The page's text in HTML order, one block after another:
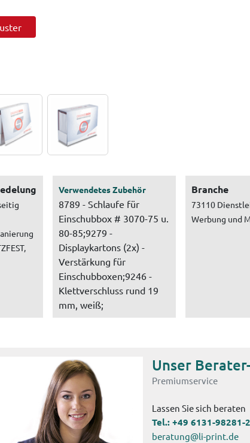
Verwendetes Zubehör
8789 - Schlaufe für
Einschubbox # 3070-75 u.
80-85;9279 -
Displaykartons (2x) -
Verstärkung für
Einschubboxen;9246 -
Klettverschluss rund 19
mm, weiß;
Branche
73110
Werbung und
Unser
Premiumservice
Lassen Sie sich beraten
Tel.: +49 6131-98281-
beratung@li-print.de